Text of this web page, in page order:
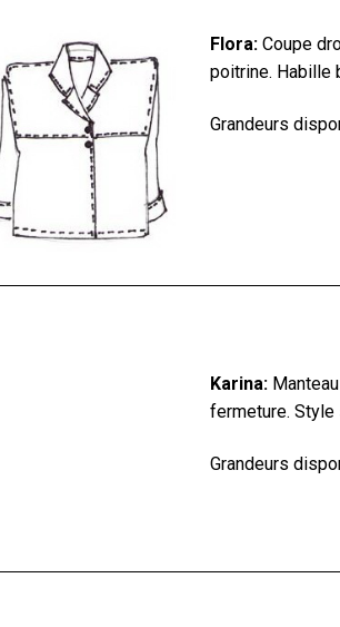
Flora:Coupe
poitrine. Habille
Grandeurs
Karina:Manteau
fermeture. Style
Grandeurs